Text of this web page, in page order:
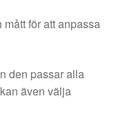
för att anpassa
den passar alla
även välja